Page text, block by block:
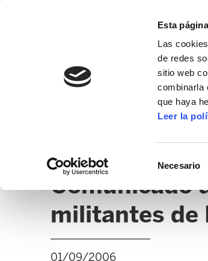
Esta
Las
de redes
sitio web
combinarla
que haya
Leer la
Necesario
Comunicado
militantes de
01/09/2006